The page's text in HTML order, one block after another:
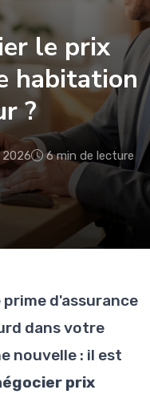
le prix
habitation
?
2026 6 min de lecture
d'assurance
dans votre
nouvelle : il est
prix